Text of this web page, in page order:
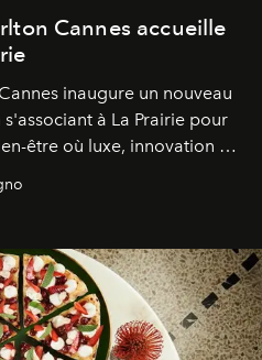
Cannes accueille
inaugure un nouveau
à La Prairie pour
être où luxe, innovation et